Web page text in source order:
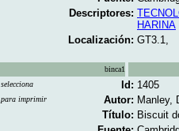
Descriptores:
HARINA
Localización: GT3.1,
binca1
selecciona
para imprimir
Id: 1405
Autor: Manley,
Título: Biscuit